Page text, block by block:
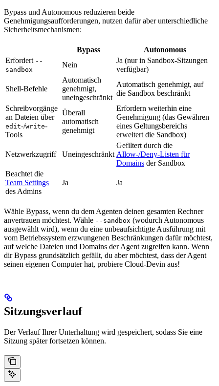
Bypass und Autonomous reduzieren beide
Genehmigungsaufforderungen, nutzen dafür aber unterschiedliche
Sicherheitsmechanismen:
Bypass
Autonomous
Erfordert --
sandbox
Nein
Ja (nur in Sandbox-Sitzungen
verfügbar)
Shell-Befehle
Automatisch
genehmigt,
uneingeschränkt
Automatisch genehmigt, auf
die Sandbox beschränkt
Schreibvorgänge
an Dateien über
edit-/write-
Tools
Überall
automatisch
genehmigt
Erfordern weiterhin eine
Genehmigung (das Gewähren
eines Geltungsbereichs
erweitert die Sandbox)
Netzwerkzugriff Uneingeschränkt
Gefiltert durch die
Allow-/Deny-Listen für
Domains der Sandbox
Beachtet die
Team Settings
des Admins
Ja Ja
Wähle Bypass, wenn du dem Agenten deinen gesamten Rechner
anvertrauen möchtest. Wähle --sandbox (wodurch Autonomous
ausgewählt wird), wenn du eine unbeaufsichtigte Ausführung mit
vom Betriebssystem erzwungenen Beschränkungen dafür möchtest,
auf welche Dateien und Domains der Agent zugreifen kann. Wenn
dir Bypass grundsätzlich gefällt, du aber möchtest, dass der Agent
seinen eigenen Computer hat, probiere Cloud-Devin aus!
Sitzungsverlauf
Der Verlauf Ihrer Unterhaltung wird gespeichert, sodass Sie eine
Sitzung später fortsetzen können.